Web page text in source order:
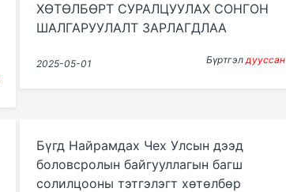
ХӨТӨЛБӨРТ СУРАЛЦУУЛАХ СОНГОН
ШАЛГАРУУЛАЛТ ЗАРЛАГДЛАА
2025-05-01 Бүртгэлдууссан
Бүгд Найрамдах Чех Улсын дээд
боловсролын байгууллагын багш
солилцооны тэтгэлэгт хөтөлбөр